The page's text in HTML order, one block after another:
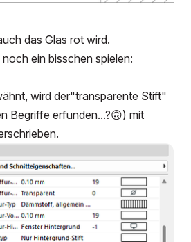
das Glas rot wird.
ein bisschen spielen:
wird der"transparente Stift"
Begriffe erfunden...?🙃) mit